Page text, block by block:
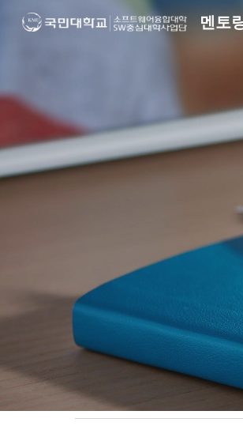
멘토